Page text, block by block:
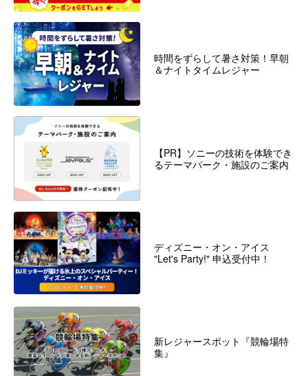
時間をずらして暑さ対策！早朝
＆ナイトタイムレジャー
【PR】ソニーの技術を体験でき
るテーマパーク・施設のご案内
ディズニー・オン・アイス
"Let's Party!" 申込受付中！
新レジャースポット『競輪場特
集』